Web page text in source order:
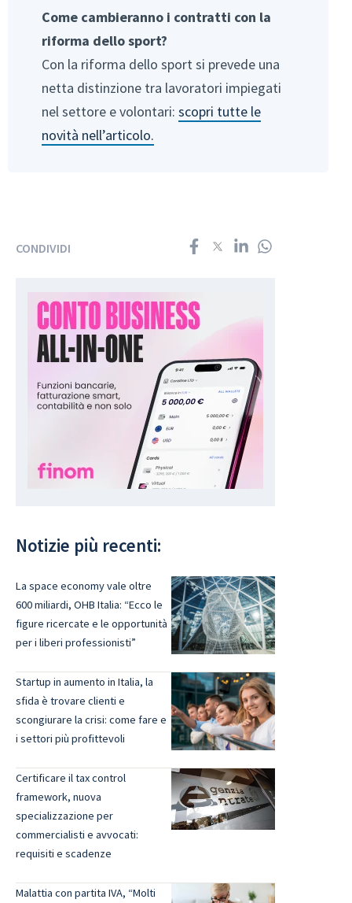
Come cambieranno i contratti con la
riforma dello sport?
Con la riforma dello sport si prevede una
netta distinzione tra lavoratori impiegati
nel settore e volontari: scopri tutte le
novità nell’articolo.
CONDIVIDI
Notizie più recenti:
La space economy vale oltre
600 miliardi, OHB Italia: “Ecco le
figure ricercate e le opportunità
per i liberi professionisti”
Startup in aumento in Italia, la
sfida è trovare clienti e
scongiurare la crisi: come fare e
i settori più profittevoli
Certificare il tax control
framework, nuova
specializzazione per
commercialisti e avvocati:
requisiti e scadenze
Malattia con partita IVA, “Molti